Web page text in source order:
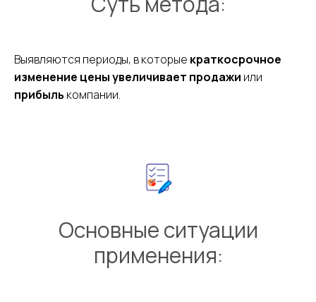
Выявляются периоды, в которые краткосрочное
изменение ценыувеличивает продажи или
прибыль компании.
Основные ситуации
применения: